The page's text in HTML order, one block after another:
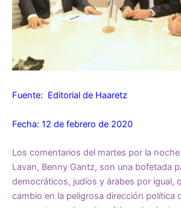
Fuente: Editorial de Haaretz
Fecha: 12 de febrero de 2020
Los comentarios del martes por la
Lavan, Benny Gantz, son una bofetada
democráticos, judíos y árabes por igual,
cambio en la peligrosa dirección política